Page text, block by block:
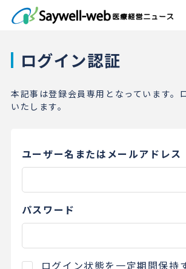
ログイン認証
本記事は登録会員専用となっています。
いたします。
ユーザー名またはメールアドレス
パスワード
ログイン状態を一定期間保持